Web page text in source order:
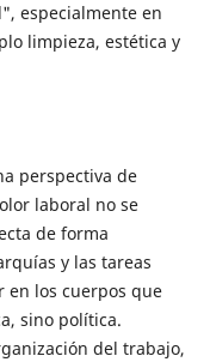
especialmente en
limpieza, estética y
perspectiva de
laboral no se
de forma
y las tareas
en los cuerpos que
sino política.
del trabajo,